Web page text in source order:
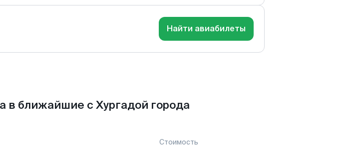
Найти авиабилеты
ближайшие с Хургадой города
Стоимость